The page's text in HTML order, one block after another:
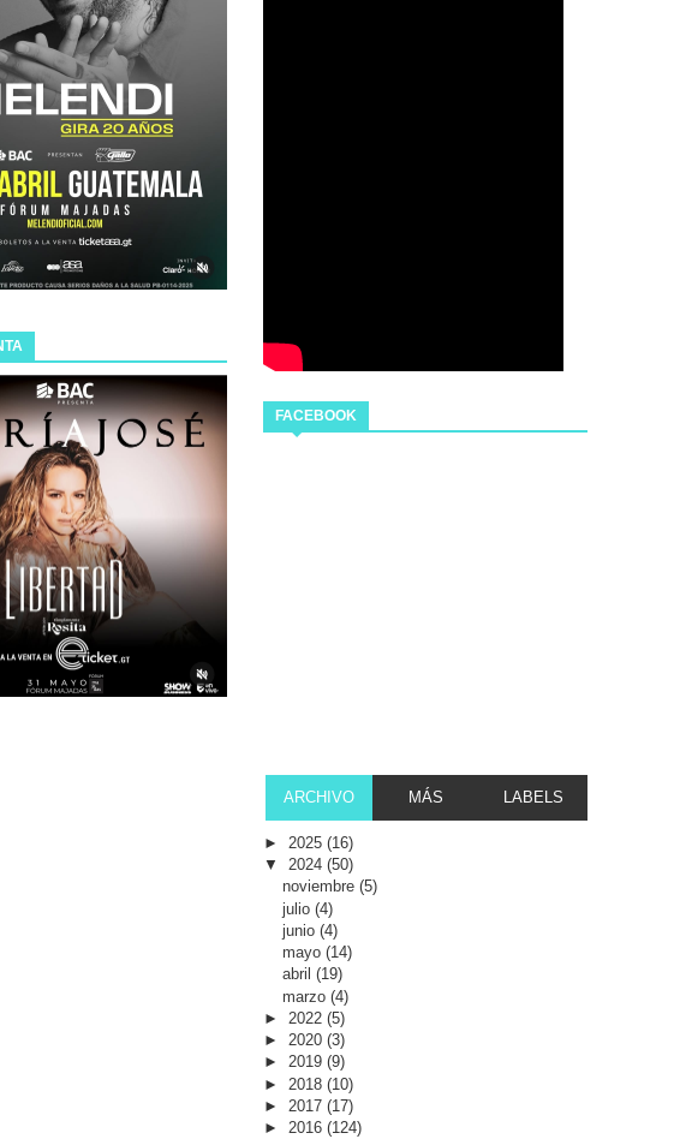
FACEBOOK
ARCHIVO MÁS LABELS
► 2025 (16)
▼ 2024 (50)
noviembre (5)
julio (4)
junio (4)
mayo (14)
abril (19)
marzo (4)
► 2022 (5)
► 2020 (3)
► 2019 (9)
► 2018 (10)
► 2017 (17)
► 2016 (124)